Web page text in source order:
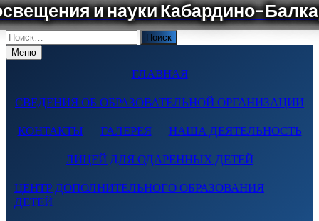
Поиск
по:Меню
ГЛАВНАЯ
СВЕДЕНИЯ ОБ ОБРАЗОВАТЕЛЬНОЙ ОРГАНИЗАЦИИ
КОНТАКТЫ ГАЛЕРЕЯ НАША ДЕЯТЕЛЬНОСТЬ
ЛИЦЕЙ ДЛЯ ОДАРЕННЫХ ДЕТЕЙ
ЦЕНТР ДОПОЛНИТЕЛЬНОГО ОБРАЗОВАНИЯ
ДЕТЕЙ